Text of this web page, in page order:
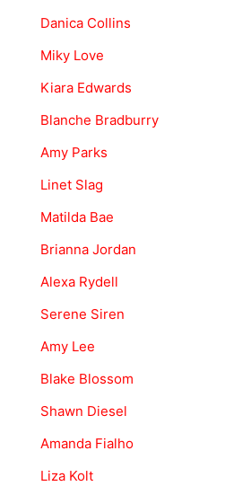
Danica Collins
Miky Love
Kiara Edwards
Blanche Bradburry
Amy Parks
Linet Slag
Matilda Bae
Brianna Jordan
Alexa Rydell
Serene Siren
Amy Lee
Blake Blossom
Shawn Diesel
Amanda Fialho
Liza Kolt